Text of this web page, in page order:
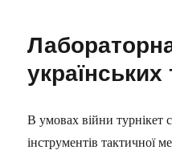
українських
В умовах війни турнікет
інструментів тактичної